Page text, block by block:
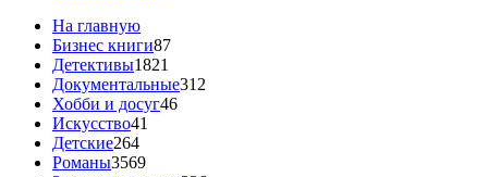
На главную
Бизнес книги87
Детективы1821
Документальные312
Хобби и досуг46
Искусство41
Детские264
Романы3569